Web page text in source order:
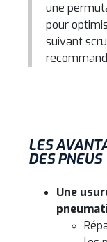
une
pour
suivant
LES
DES PNEUS
Une